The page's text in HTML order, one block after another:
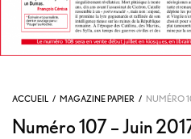
ACCUEIL / MAGAZINE PAPIER / NUMÉRO
Numéro 107 – Juin